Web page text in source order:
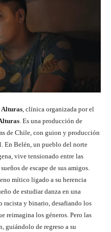
Alturas, clínica organizada por el
. Es una producción de
de Chile, con guion y producción
En Belén, un pueblo del norte
vive tensionado entre las
de escape de sus amigos.
mítico ligado a su herencia
de estudiar danza en una
racista y binario, desafiando los
reimagina los géneros. Pero las
guiándolo de regreso a su